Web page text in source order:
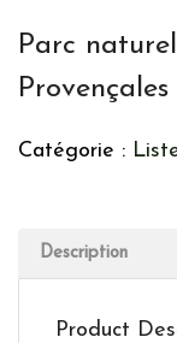
Parc
Provençales
Catégorie :
Description
Product